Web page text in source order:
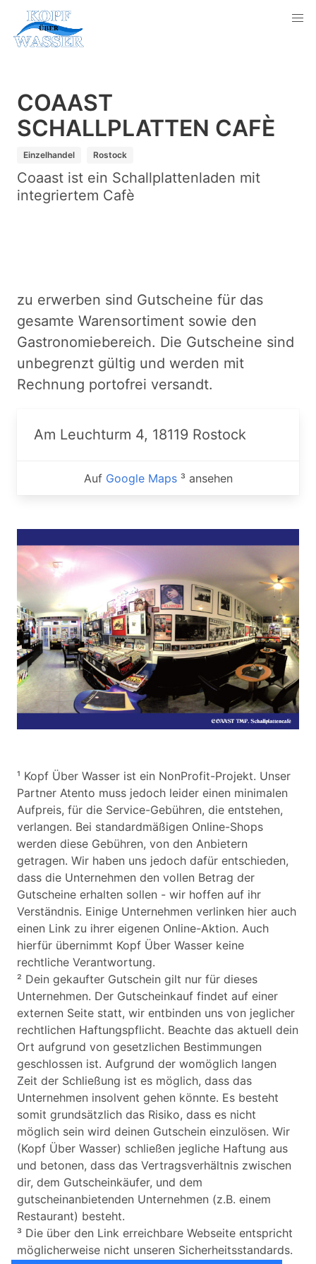
COAAST
SCHALLPLATTEN CAFÈ
Einzelhandel Rostock
Coaast ist ein Schallplattenladen mit
integriertem Cafè
zu erwerben sind Gutscheine für das
gesamte Warensortiment sowie den
Gastronomiebereich. Die Gutscheine sind
unbegrenzt gültig und werden mit
Rechnung portofrei versandt.
Am Leuchturm 4, 18119 Rostock
Auf Google Maps³ ansehen
¹ Kopf Über Wasser ist ein NonProfit-Projekt. Unser
Partner Atento muss jedoch leider einen minimalen
Aufpreis, für die Service-Gebühren, die entstehen,
verlangen. Bei standardmäßigen Online-Shops
werden diese Gebühren, von den Anbietern
getragen. Wir haben uns jedoch dafür entschieden,
dass die Unternehmen den vollen Betrag der
Gutscheine erhalten sollen - wir hoffen auf ihr
Verständnis. Einige Unternehmen verlinken hier auch
einen Link zu ihrer eigenen Online-Aktion. Auch
hierfür übernimmt Kopf Über Wasser keine
rechtliche Verantwortung.
² Dein gekaufter Gutschein gilt nur für dieses
Unternehmen. Der Gutscheinkauf findet auf einer
externen Seite statt, wir entbinden uns von jeglicher
rechtlichen Haftungspflicht. Beachte das aktuell dein
Ort aufgrund von gesetzlichen Bestimmungen
geschlossen ist. Aufgrund der womöglich langen
Zeit der Schließung ist es möglich, dass das
Unternehmen insolvent gehen könnte. Es besteht
somit grundsätzlich das Risiko, dass es nicht
möglich sein wird deinen Gutschein einzulösen. Wir
(Kopf Über Wasser) schließen jegliche Haftung aus
und betonen, dass das Vertragsverhältnis zwischen
dir, dem Gutscheinkäufer, und dem
gutscheinanbietenden Unternehmen (z.B. einem
Restaurant) besteht.
³ Die über den Link erreichbare Webseite entspricht
möglicherweise nicht unseren Sicherheitsstandards.